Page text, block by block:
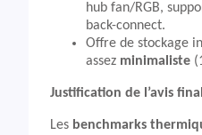
hub fan/RGB,
back-connect.
Offre de stockage
assez minimaliste
Justification de l’avis final
Les benchmarks